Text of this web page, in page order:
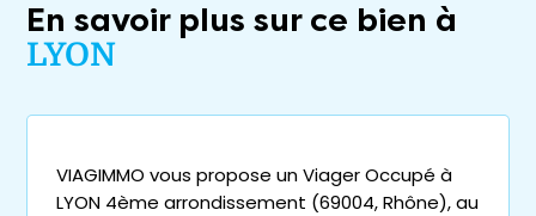
En savoir plus sur ce bien à
LYON
VIAGIMMO vous propose un Viager Occupé à
LYON 4ème arrondissement (69004, Rhône), au